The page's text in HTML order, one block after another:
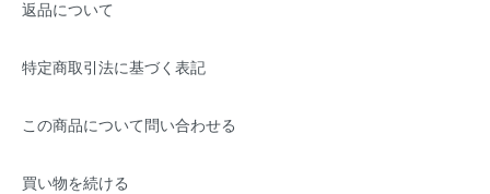
返品について
特定商取引法に基づく表記
この商品について問い合わせる
買い物を続ける